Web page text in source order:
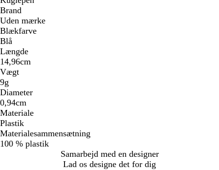
Brand
Uden mærke
Blækfarve
Blå
Længde
14,96cm
Vægt
9g
Diameter
0,94cm
Materiale
Plastik
Materialesammensætning
100 % plastik
Samarbejd med en designer
Lad os designe det for dig